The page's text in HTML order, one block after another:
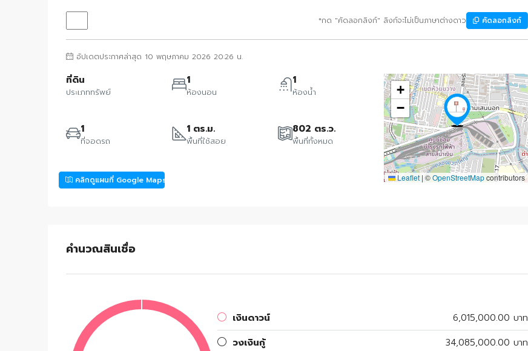
*กด "คัดลอกลิงก์" ลิงก์จะไม่เป็นภาษาต่างดาว คัดลอกลิงก์
อัปเดตประกาศล่าสุด 10 พฤษภาคม 2026 20:26 น.
ที่ดิน
ประเภททรัพย์
1
ห้องนอน
1
ห้องน้ำ
1
ที่จอดรถ
1 ตร.ม.
พื้นที่ใช้สอย
802 ตร.ว.
พื้นที่ทั้งหมด
คลิกดูแผนที่ Google Maps
+
−
Leaflet | ©OpenStreetMapcontributors
คำนวณสินเชื่อ
เงินดาวน์
6,015,000.00 บาท
วงเงินกู้
34,085,000.00 บาท